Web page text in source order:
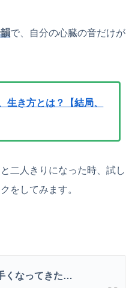
で、自分の心臓の音だけが
生き方とは？【結局、
二人きりになった時、試し
をしてみます。
くなってきた…